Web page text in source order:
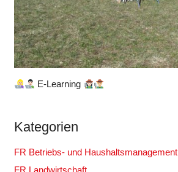
E-Learning
Kategorien
FR Betriebs- und Haushaltsmanagement
FR Landwirtschaft